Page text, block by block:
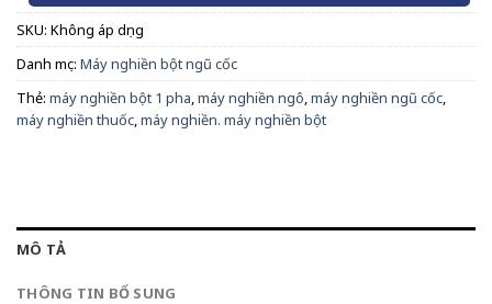
SKU: Không áp dụng
Danh mục: Máy nghiền bột ngũ cốc
Thẻ: máy nghiền bột 1 pha,máy nghiền ngô,máy nghiền ngũ cốc,
máy nghiền thuốc,máy nghiền. máy nghiền bột
MÔ TẢ
THÔNG TIN BỔ SUNG